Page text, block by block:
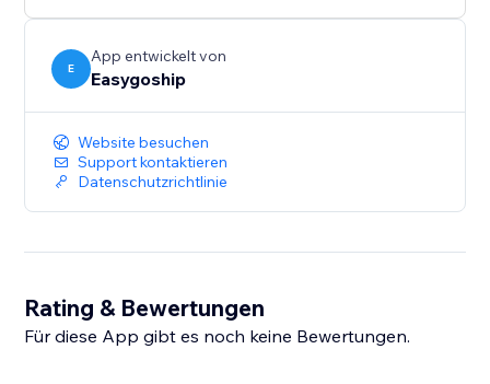
E
App entwickelt von
Easygoship
Website besuchen
Support kontaktieren
Datenschutzrichtlinie
Rating & Bewertungen
Für diese App gibt es noch keine Bewertungen.